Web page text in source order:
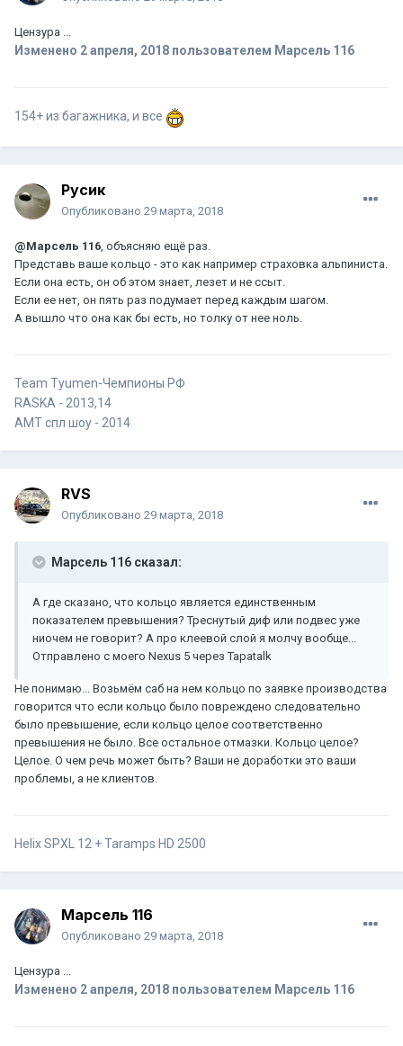
Цензура ...
Изменено 2 апреля, 2018 пользователем Марсель 116
154+ из багажника, и все
Русик
Опубликовано 29 марта, 2018
@Марсель 116, объясняю ещё раз.
Представь ваше кольцо - это как например страховка альпиниста.
Если она есть, он об этом знает, лезет и не ссыт.
Если ее нет, он пять раз подумает перед каждым шагом.
А вышло что она как бы есть, но толку от нее ноль.
Team Tyumen-Чемпионы РФ
RASKA - 2013,14
AMT спл шоу - 2014
RVS
Опубликовано 29 марта, 2018
Марсель 116 сказал:
А где сказано, что кольцо является единственным
показателем превышения? Треснутый диф или подвес уже
ниочем не говорит? А про клеевой слой я молчу вообще...
Отправлено с моего Nexus 5 через Tapatalk
Не понимаю... Возьмём саб на нем кольцо по заявке производства
говорится что если кольцо было повреждено следовательно
было превышение, если кольцо целое соответственно
превышения не было. Все остальное отмазки. Кольцо целое?
Целое. О чем речь может быть? Ваши не доработки это ваши
проблемы, а не клиентов.
Helix SPXL 12 + Taramps HD 2500
Марсель 116
Опубликовано 29 марта, 2018
Цензура ...
Изменено 2 апреля, 2018 пользователем Марсель 116